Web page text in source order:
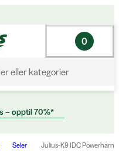
eller kategorier
0
– opptil 70%*
Seler Julius-K9 IDC